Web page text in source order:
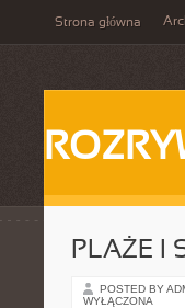
Strona główna
PLAŻE I
POSTED BY
WYŁĄCZONA